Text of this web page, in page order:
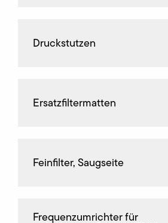
Druckstutzen
Ersatzfiltermatten
Feinfilter, Saugseite
Frequenz­umrichter für